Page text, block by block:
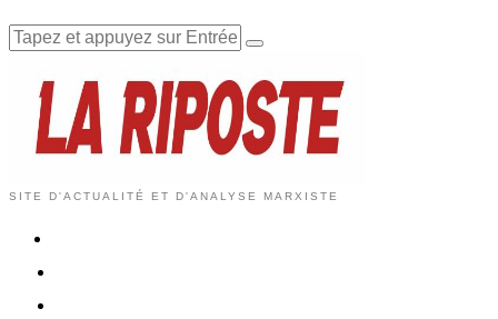
SITE D'ACTUALITÉ ET D'ANALYSE MARXISTE